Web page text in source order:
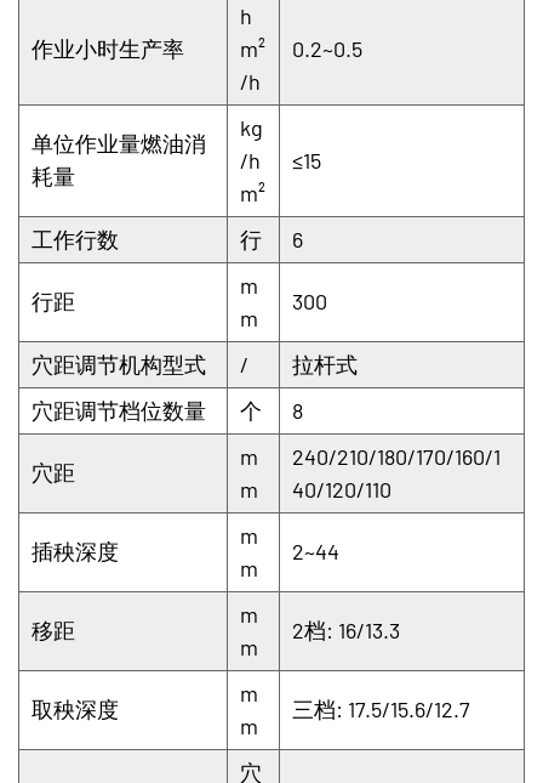
作业小时生产率
h
m²
/h
0.2~0.5
单位作业量燃油消
耗量
kg
/h
m²
≤15
工作行数 行 6
行距
m
m
300
穴距调节机构型式 /
拉杆式
穴距调节档位数量
个 8
穴距
m
m
240/210/180/170/160/1
40/120/110
插秧深度
m
m
2~44
移距
m
m
2档: 16/13.3
取秧深度
m
m
三档: 17.5/15.6/12.7
穴